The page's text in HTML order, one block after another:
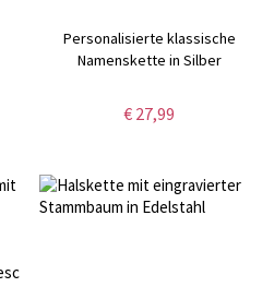
Personalisierte klassische
Namenskette in Silber
€ 27,99